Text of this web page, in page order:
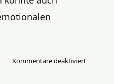
Kommentare deaktiviertfür